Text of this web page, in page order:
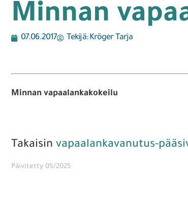
Minnan
07.06.2017 Tekijä:Kröger Tarja
Minnan vapaalankakokeilu
Takaisin vapaalankavanutus-
Päivitetty 05/2025